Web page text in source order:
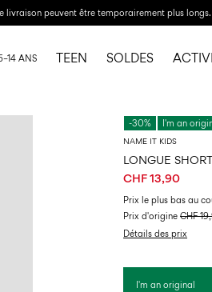
livraison peuvent être temporairement plus longs.
ANS TEEN SOLDES
-30% I'm an
NAME IT KIDS
LONGUE
CHF 13,90
Prix ​​le plus bas au
Prix ​​d'origine CHF
Détails des prix
I'm an original